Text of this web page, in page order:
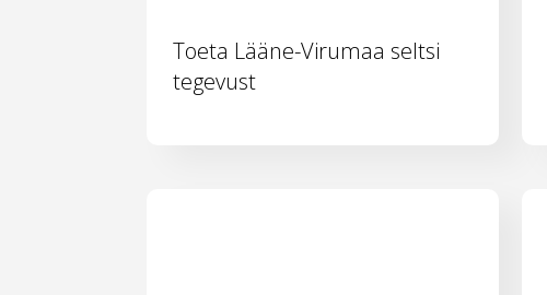
Toeta Lääne-Virumaa seltsi
tegevust